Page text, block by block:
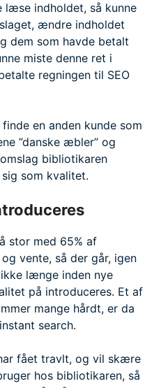
læse indholdet, så kunne
ændre indholdet
dem som havde betalt
miste denne ret i
regningen til SEO
en anden kunde som
”danske æbler” og
bibliotikaren
som kvalitet.
stor med 65% af
vente, så der går, igen
længe inden nye
på introduceres. Et af
mange hårdt, er da
search.
fået travlt, og vil skære
hos bibliotikaren, så